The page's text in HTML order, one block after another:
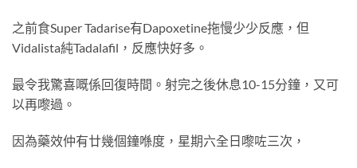
之前食Super Tadarise有Dapoxetine拖慢少少反應，但
Vidalista純Tadalafil，反應快好多。
最令我驚喜嘅係回復時間。射完之後休息10-15分鐘，又可
以再嚟過。
因為藥效仲有廿幾個鐘喺度，星期六全日嚟咗三次，